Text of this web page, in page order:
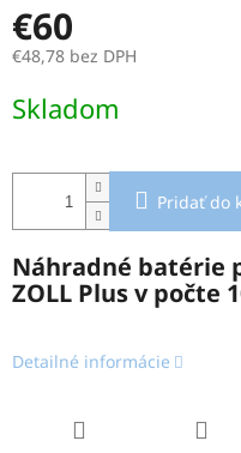
€60
€48,78 bez DPH
cena:
Skladom
Pridať do
Náhradné batérie
ZOLL Plus v počte
Detailné informácie